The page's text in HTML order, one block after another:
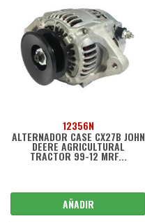
12356N
ALTERNADOR CASE CX27B JOHN
DEERE AGRICULTURAL
TRACTOR 99-12 MRF...
AÑADIR